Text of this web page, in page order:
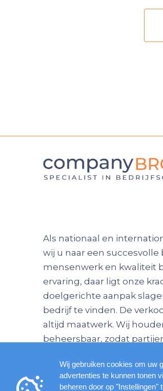
Als nationaal en
wij u naar een
mensenwerk en kwaliteit
ervaring, daar ligt onze
doelgerichte aanpak
bedrijf te vinden. De
altijd maatwerk. Wij
beheersbaar, zodat
Wij gebruiken cookies om uw
advertenties te kunnen tonen
beheren door op